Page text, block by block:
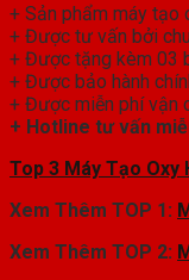
+ Sản phẩm máy tạo
+ Được tư vấn bởi
+ Được tặng kèm 03
+ Được bảo hành
+ Được miễn phí vận
+ Hotline tư vấn
Top 3 Máy Tạo Oxy
Xem Thêm TOP 1:
Xem Thêm TOP 2: